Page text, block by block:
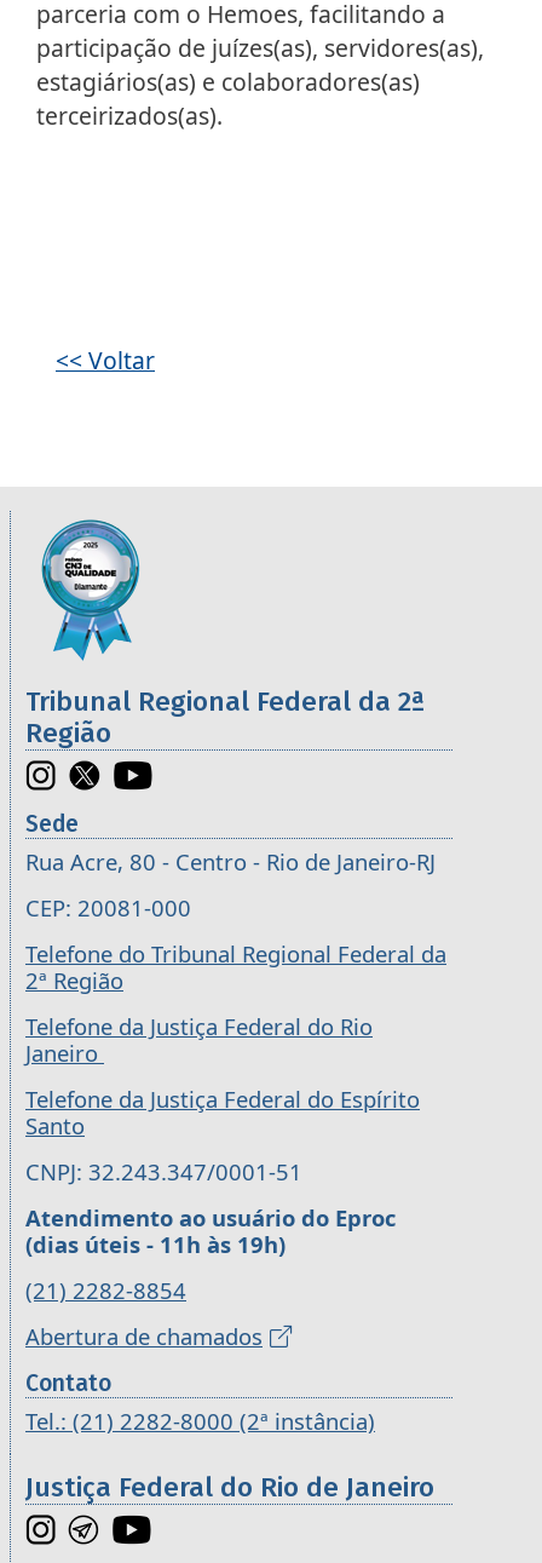
parceria com o Hemoes, facilitando a
participação de juízes(as), servidores(as),
estagiários(as) e colaboradores(as)
terceirizados(as).
<< Voltar
Informações úteis sobre os órgãos da 2ª
Imagem
Tribunal Regional Federal da 2ª
Região
Sede
Rua Acre, 80 - Centro - Rio de Janeiro-RJ
CEP: 20081-000
Telefone do Tribunal Regional Federal da
2ª Região
Telefone da Justiça Federal do Rio
Janeiro
Telefone da Justiça Federal do Espírito
Santo
CNPJ: 32.243.347/0001-51
Atendimento ao usuário do Eproc
(dias úteis - 11h às 19h)
(21) 2282-8854
Abertura de chamados
Contato
Tel.: (21) 2282-8000 (2ª instância)
Justiça Federal do Rio de Janeiro